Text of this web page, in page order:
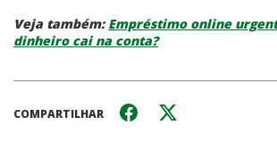
Veja também: Empréstimo online
dinheiro cai na conta?
COMPARTILHAR